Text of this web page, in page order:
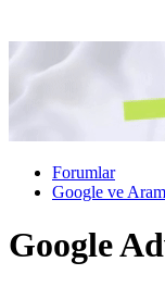
Forumlar
Google ve
Google